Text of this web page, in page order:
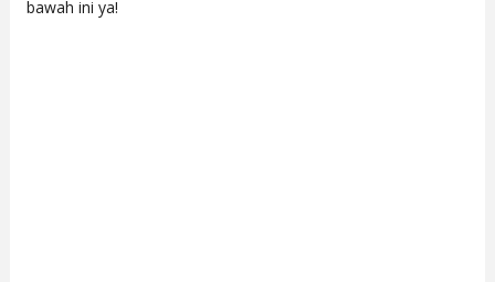
bawah ini ya!